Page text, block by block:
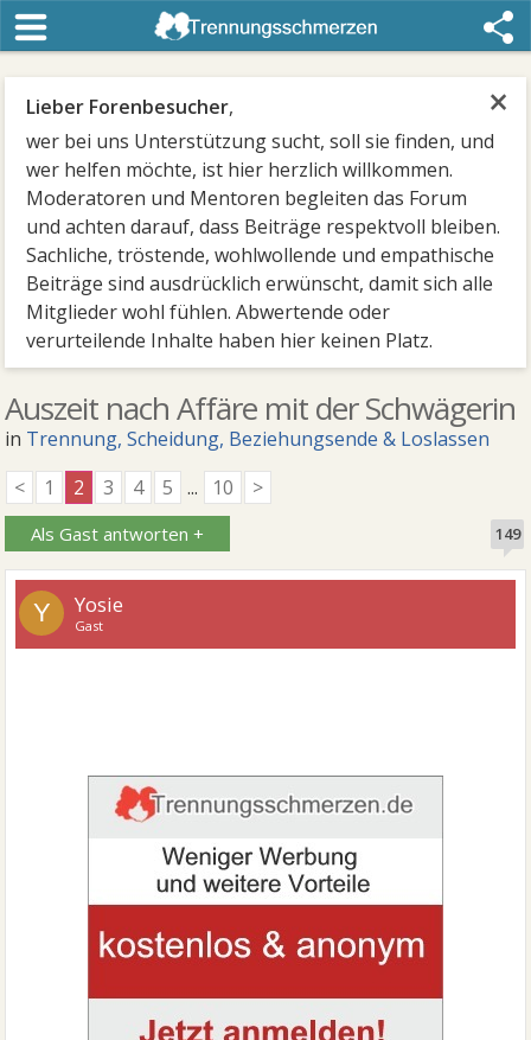
×
Lieber Forenbesucher,
wer bei uns Unterstützung sucht, soll sie finden, und
wer helfen möchte, ist hier herzlich willkommen.
Moderatoren und Mentoren begleiten das Forum
und achten darauf, dass Beiträge respektvoll bleiben.
Sachliche, tröstende, wohlwollende und empathische
Beiträge sind ausdrücklich erwünscht, damit sich alle
Mitglieder wohl fühlen. Abwertende oder
verurteilende Inhalte haben hier keinen Platz.
Auszeit nach Affäre mit der Schwägerin
in Trennung, Scheidung, Beziehungsende & Loslassen
<
1 2 3 4 5 ... 10 >
Als Gast antworten + 149
Y Yosie
Gast